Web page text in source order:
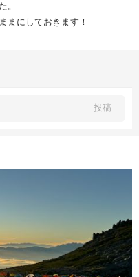
。
まにしておきます！
投稿